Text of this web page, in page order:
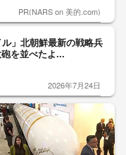
PR(NARS on 美的.com)
ル」北朝鮮最新の戦略兵
を並べたよ...
2026年7月24日